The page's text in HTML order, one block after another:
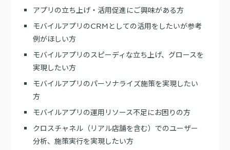
KARTE Offers
良質な顧客体験とメディア収益を両立するコマースメディア構築・
収益化
Core
リアルタイムユーザー解析
Insight
ユーザー分析
活用インタビュー 一覧を見る
「うちの子に合う学びはどれ？」に応えるために。「進研ゼミ」のベネッ
セコーポレーションがKARTEで挑む、お客様の期待に合わせた体験設計
BIプロダクトCodatumでの実践方法もご紹介
KARTEデータ活用のためのAI分析入門
本セミナーでは、KARTEに蓄積されたデータを起点に、AIを活用した分
析の始め方を実践的に解説します。 マーケター自身で分析からアクショ
「Codatum」を使った具体的な分析の進め方をお伝えします。
KARTEプロダクト概要 資料
KARTEの機能やお客様の声、活用事例を紹介しています。Webサイト/
アプリ内でのCX向上、サイト内外での顧客データ活用と事例集のセット
Developer Portal
よくある質問
運用支援
パートナープログラム
プロフェッショナルサービス「PLAID ALPHA」
アプリの立ち上げ・活用促進にご興味がある方
モバイルアプリのCRMとしての活用をしたいが参考
例がほしい方
モバイルアプリのスピーディな立ち上げ、グロースを
実現したい方
モバイルアプリのパーソナライズ施策を実現したい
方
モバイルアプリの運用リソース不足にお困りの方
クロスチャネル（リアル店舗を含む）でのユーザー
分析、施策実行を実現したい方